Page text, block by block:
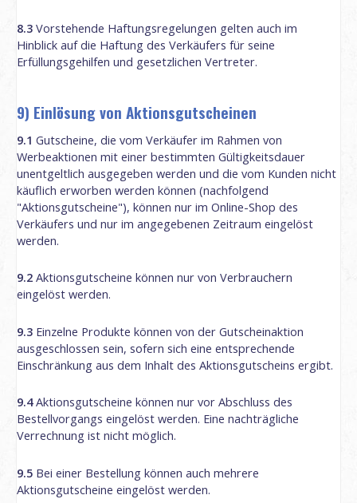
8.3 Vorstehende Haftungsregelungen gelten auch im
Hinblick auf die Haftung des Verkäufers für seine
Erfüllungsgehilfen und gesetzlichen Vertreter.
9) Einlösung von Aktionsgutscheinen
9.1 Gutscheine, die vom Verkäufer im Rahmen von
Werbeaktionen mit einer bestimmten Gültigkeitsdauer
unentgeltlich ausgegeben werden und die vom Kunden nicht
käuflich erworben werden können (nachfolgend
"Aktionsgutscheine"), können nur im Online-Shop des
Verkäufers und nur im angegebenen Zeitraum eingelöst
werden.
9.2 Aktionsgutscheine können nur von Verbrauchern
eingelöst werden.
9.3 Einzelne Produkte können von der Gutscheinaktion
ausgeschlossen sein, sofern sich eine entsprechende
Einschränkung aus dem Inhalt des Aktionsgutscheins ergibt.
9.4Aktionsgutscheine können nur vor Abschluss des
Bestellvorgangs eingelöst werden. Eine nachträgliche
Verrechnung ist nicht möglich.
9.5 Bei einer Bestellung können auch mehrere
Aktionsgutscheine eingelöst werden.